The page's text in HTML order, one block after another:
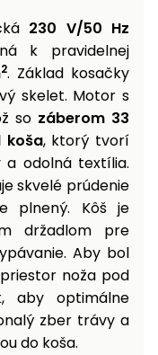
230 V/50 Hz
k pravidelnej
2. Základ kosačky
skelet. Motor s
so záberom 33
koša, ktorý tvorí
a odolná textília.
skvelé prúdenie
plnený. Kôš je
držadlom pre
Aby bol
noža pod
aby optimálne
zber trávy a
do koša.